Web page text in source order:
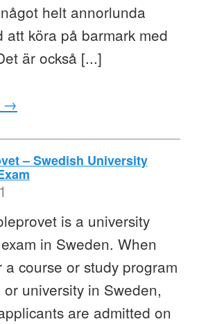
helt annorlunda
att köra på barmark med
är också [...]
→
– Swedish University
is a university
in Sweden. When
a course or study program
university in Sweden,
are admitted on